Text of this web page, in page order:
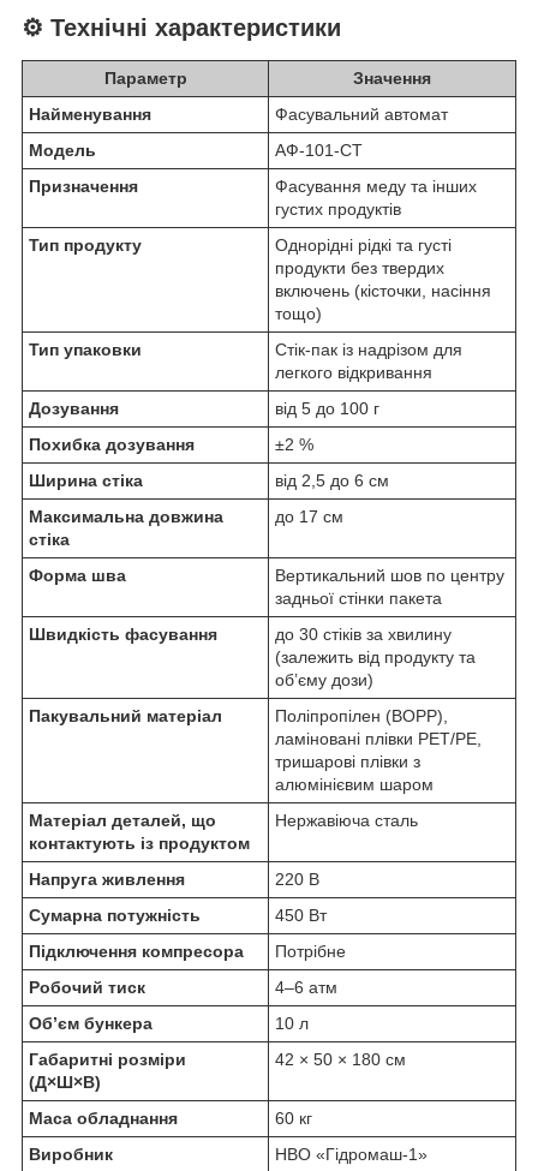
⚙️ Технічні характеристики
Параметр
Значення
Найменування
Фасувальний автомат
Модель
АФ-101-СТ
Призначення
Фасування меду та інших
густих продуктів
Тип продукту
Однорідні рідкі та густі
продукти без твердих
включень (кісточки, насіння
тощо)
Тип упаковки
Стік-пак із надрізом для
легкого відкривання
Дозування
від 5 до 100 г
Похибка дозування
±2 %
Ширина стіка
від 2,5 до 6 см
Максимальна довжина
стіка
до 17 см
Форма шва
Вертикальний шов по центру
задньої стінки пакета
Швидкість фасування
до 30 стіків за хвилину
(залежить від продукту та
об’єму дози)
Пакувальний матеріал
Поліпропілен (BOPP),
ламіновані плівки PET/PE,
тришарові плівки з
алюмінієвим шаром
Матеріал деталей, що
контактують із продуктом
Нержавіюча сталь
Напруга живлення
220 В
Сумарна потужність
450 Вт
Підключення компресора
Потрібне
Робочий тиск
4–6 атм
Об’єм бункера
10 л
Габаритні розміри
(Д×Ш×В)
42 × 50 × 180 см
Маса обладнання
60 кг
Виробник
НВО «Гідромаш-1»